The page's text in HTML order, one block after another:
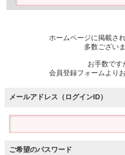
ホームページに掲載さ
多数ございま
お手数です
会員登録フォームより
メールアドレス（ログインID）
ご希望のパスワード